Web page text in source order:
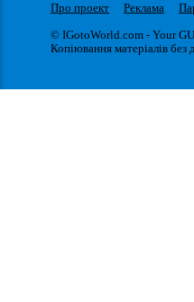
Про проект Реклама
© IGotoWorld.com - Your
Копіювання матеріалів без